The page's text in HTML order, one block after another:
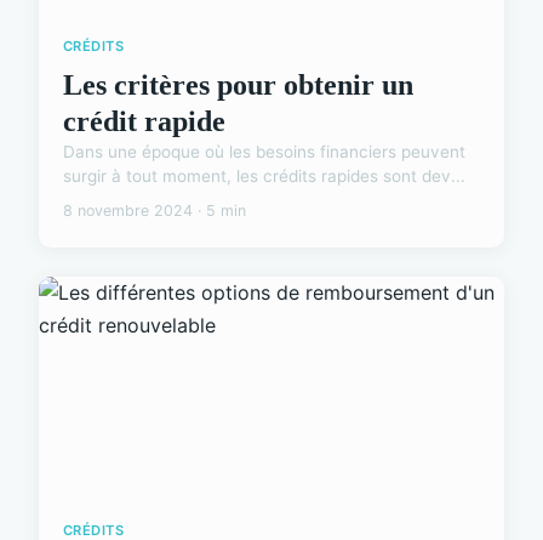
CRÉDITS
Les critères pour obtenir un
crédit rapide
Dans une époque où les besoins financiers peuvent
surgir à tout moment, les crédits rapides sont dev...
8 novembre 2024 · 5 min
CRÉDITS